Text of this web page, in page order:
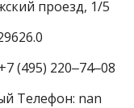
проезд, 1/5
(495) 220‒74‒08
Телефон: nan